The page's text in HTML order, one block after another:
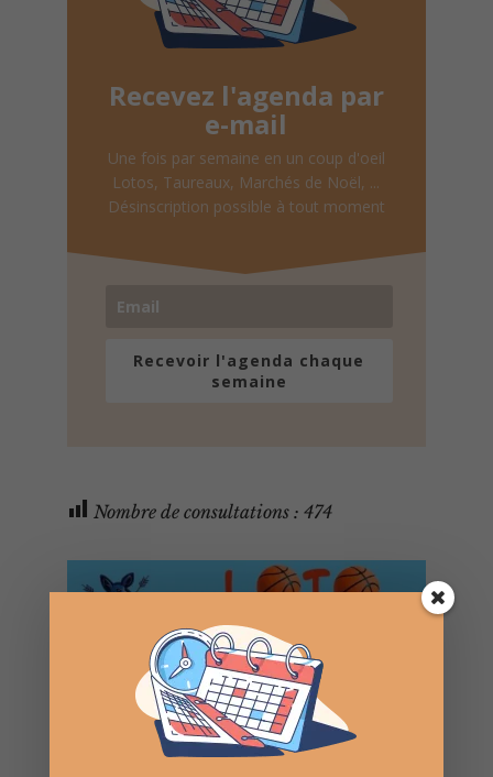
Recevez l'agenda par
e-mail
Une fois par semaine en un coup d'oeil
Lotos, Taureaux, Marchés de Noël, ...
Désinscription possible à tout moment
Recevoir l'agenda chaque
semaine
Nombre de consultations : 474